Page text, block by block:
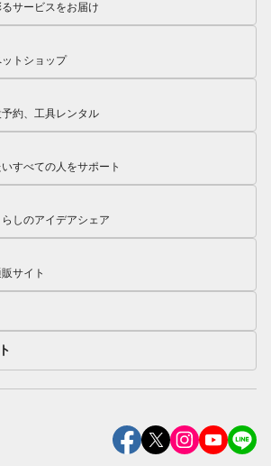
サービスをお届け
トショップ
約、工具レンタル
すべての人をサポート
しのアイデアシェア
サイト